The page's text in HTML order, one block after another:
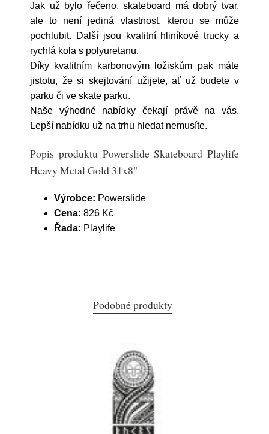
Jak už bylo řečeno, skateboard má dobrý tvar,
ale to není jediná vlastnost, kterou se může
pochlubit. Další jsou kvalitní hliníkové trucky a
rychlá kola s polyuretanu.
Díky kvalitním karbonovým ložiskům pak máte
jistotu, že si skejtování užijete, ať už budete v
parku či ve skate parku.
Naše výhodné nabídky čekají právě na vás.
Lepší nabídku už na trhu hledat nemusíte.
Popis produktu Powerslide Skateboard Playlife
Heavy Metal Gold 31x8"
Výrobce: Powerslide
Cena: 826 Kč
Řada: Playlife
Podobné produkty